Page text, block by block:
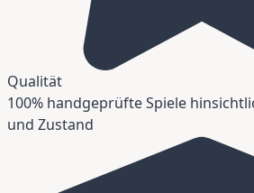
Qualität
100% handgeprüfte Spiele
und Zustand